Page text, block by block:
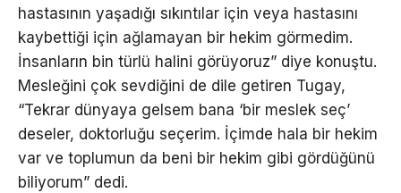
hastasının yaşadığı sıkıntılar için veya hastasını
kaybettiği için ağlamayan bir hekim görmedim.
İnsanların bin türlü halini görüyoruz” diye konuştu.
Mesleğini çok sevdiğini de dile getiren Tugay,
“Tekrar dünyaya gelsem bana ‘bir meslek seç’
deseler, doktorluğu seçerim. İçimde hala bir hekim
var ve toplumun da beni bir hekim gibi gördüğünü
biliyorum” dedi.